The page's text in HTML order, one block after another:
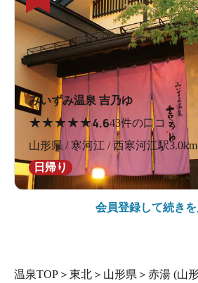
みいずみ温泉 吉乃ゆ
★★★★★4.643件の口コミ
山形県 / 寒河江 / 西寒河江駅3.0km
日帰り
会員登録して続き
温泉TOP ＞ 東北 ＞ 山形県 ＞ 赤湯 (山